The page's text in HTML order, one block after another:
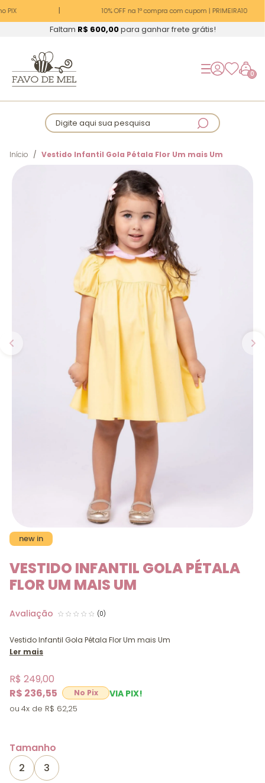
PIX 10% OFF na 1ª compra com cupom | PRIMEIRA10
Faltam R$ 600,00para ganhar frete grátis!
0
Digite aqui sua pesquisa
Início Vestido Infantil Gola Pétala Flor Um mais Um
new in
VESTIDO INFANTIL GOLA PÉTALA
FLOR UM MAIS UM
(0)
Vestido Infantil Gola Pétala Flor Um mais Um
Ler mais
R$ 236,55 VIA PIX!
R$ 249,00
4x R$ 62,25
Tamanho
2
3